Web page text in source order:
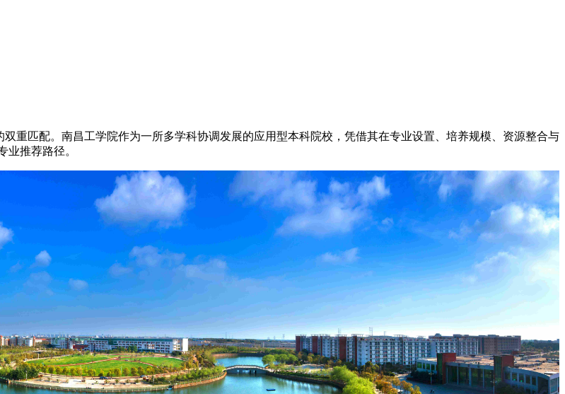
匹配。南昌工学院作为一所多学科协调发展的应用型本科院校，凭借其在专业设置、培养规模、资源整合与
业推荐路径。